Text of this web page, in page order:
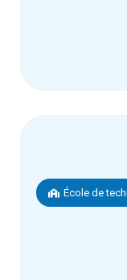
École de